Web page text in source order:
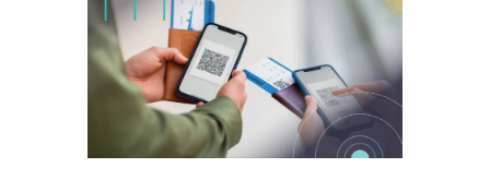
Español
Română